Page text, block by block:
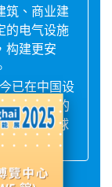
筑、商业建
的电气设施
构建更安
已在中国设
覆盖全国的
户提供全球